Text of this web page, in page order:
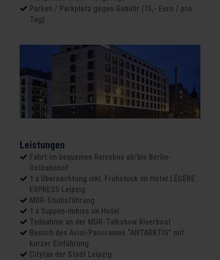
Parken / Parkplatz gegen Gebühr (15,- Euro / pro
Tag)
Leistungen
Fahrt im bequemen Reisebus ab/bis Berlin-
Ostbahnhof
1 x Übernachtung inkl. Frühstück im Hotel LÉGÈRE
EXPRESS Leipzig
MDR-Studioführung
1 x Suppen-Imbiss im Hotel
Teilnahme an der MDR-Talkshow Riverboat
Besuch des Asisi-Panoramas “ANTARKTIS” mit
kurzer Einführung
Citytax der Stadt Leipzig